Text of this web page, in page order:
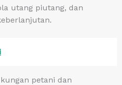
utang piutang, dan
petani dan